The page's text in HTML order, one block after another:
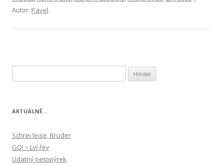
Autor: Pavel.
AKTUÁLNĚ…
Schrei leise, Bruder
GO! – Lví řev
Udatný netopýrek